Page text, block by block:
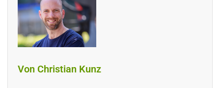
Von Christian Kunz